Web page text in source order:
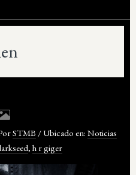
STMB /Ubicado en: Noticias
, h r giger